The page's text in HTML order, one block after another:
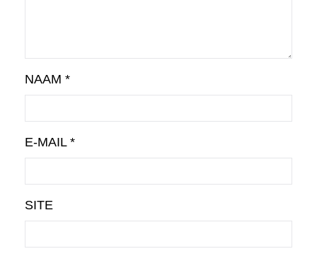
NAAM *
E-MAIL *
SITE